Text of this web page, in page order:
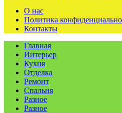
О нас
Политика
Контакты
Главная
Интерьер
Кухня
Отделка
Ремонт
Спальня
Разное
Разное